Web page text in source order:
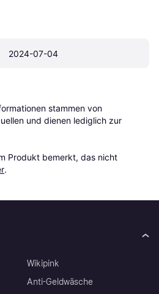
2024-07-04
stammen von
und dienen lediglich zur
Produkt bemerkt, das nicht
.
Wikipink
Anti-Geldwäsche